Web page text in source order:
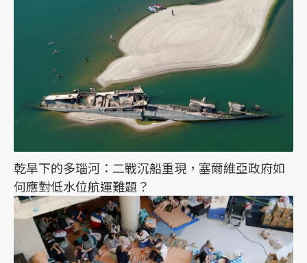
乾旱下的多瑙河：二戰沉船重現，塞爾維亞政府如
何應對低水位航運難題？